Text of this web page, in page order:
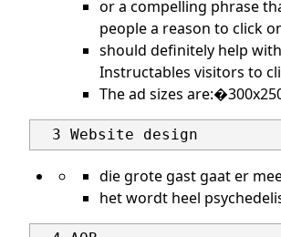
or a compelling phrase
people a reason to click
should definitely help
Instructables visitors to
The ad sizes
die grote gast gaat er
het wordt heel